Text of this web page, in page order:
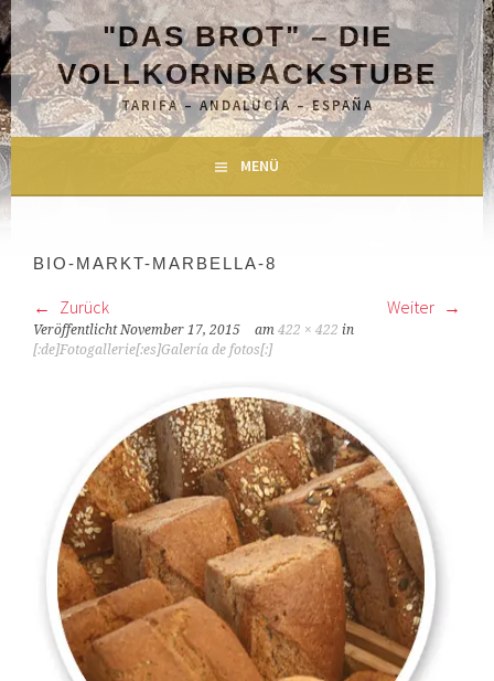
Springe
zum
Inhalt
"DAS BROT" – DIE
VOLLKORNBACKSTUBE
TARIFA – ANDALUCÍA – ESPAÑA
MENÜ
BIO-MARKT-MARBELLA-8
Zurück Weiter
VeröffentlichtNovember 17, 2015 am422 × 422 in
[:de]Fotogallerie[:es]Galería de fotos[:]